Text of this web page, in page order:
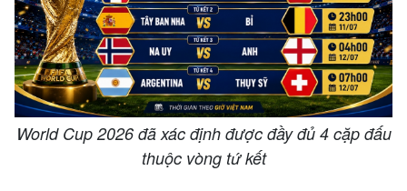
World Cup 2026 đã xác định được đầy đủ 4 cặp đấu
thuộc vòng tứ kết